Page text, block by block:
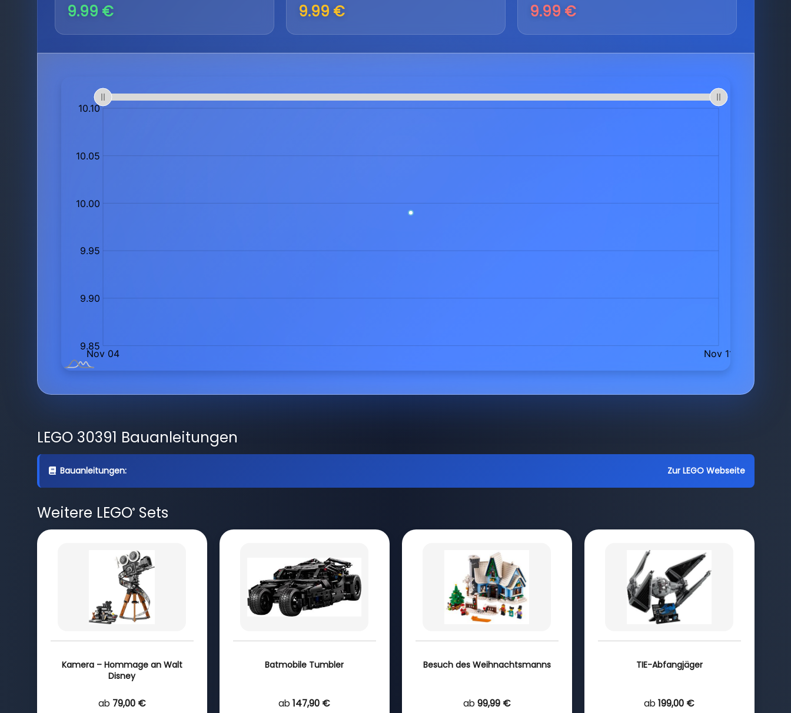
9.99 € 9.99 € 9.99 €
LEGO 30391 Bauanleitungen
Bauanleitungen: Zur LEGO Webseite
Weitere LEGO®Sets
Kamera – Hommage an Walt
Disney
ab 79,00 €
Batmobile Tumbler
ab 147,90 €
Besuch des Weihnachtsmanns
ab 99,99 €
TIE-Abfangjäger
ab 199,00 €